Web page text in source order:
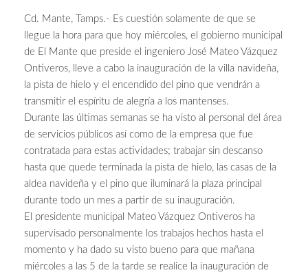
Cd. Mante, Tamps.- Es cuestión solamente de que se
llegue la hora para que hoy miércoles, el gobierno municipal
de El Mante que preside el ingeniero José Mateo Vázquez
Ontiveros, lleve a cabo la inauguración de la villa navideña,
la pista de hielo y el encendido del pino que vendrán a
transmitir el espíritu de alegría a los mantenses.
Durante las últimas semanas se ha visto al personal del área
de servicios públicos así como de la empresa que fue
contratada para estas actividades; trabajar sin descanso
hasta que quede terminada la pista de hielo, las casas de la
aldea navideña y el pino que iluminará la plaza principal
durante todo un mes a partir de su inauguración.
El presidente municipal Mateo Vázquez Ontiveros ha
supervisado personalmente los trabajos hechos hasta el
momento y ha dado su visto bueno para que mañana
miércoles a las 5 de la tarde se realice la inauguración de